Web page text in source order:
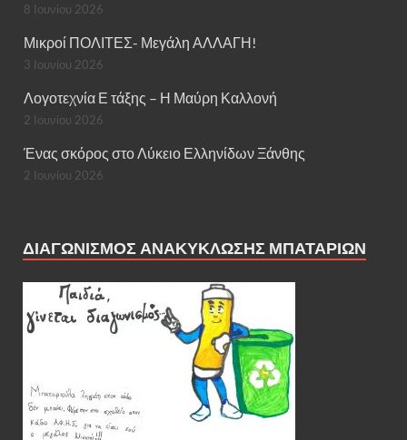
8 Ιουνίου 2026
Μικροί ΠΟΛΙΤΕΣ- Μεγάλη ΑΛΛΑΓΗ!
3 Ιουνίου 2026
Λογοτεχνία Ε τάξης – Η Μαύρη Καλλονή
2 Ιουνίου 2026
Ένας σκόρος στο Λύκειο Ελληνίδων Ξάνθης
2 Ιουνίου 2026
ΔΙΑΓΩΝΙΣΜΌΣ ΑΝΑΚΎΚΛΩΣΗΣ ΜΠΑΤΑΡΙΏΝ